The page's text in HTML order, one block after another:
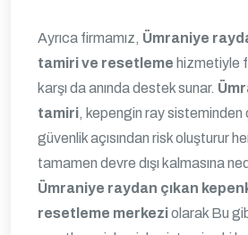
Ayrıca firmamız, Ümraniye
tamiri ve resetleme hizmetiyle
karşı da anında destek sunar.
tamiri, kepengin ray sisteminden
güvenlik açısından risk oluşturur
tamamen devre dışı kalmasına
Ümraniye raydan çıkan
resetleme merkeziolarak Bu